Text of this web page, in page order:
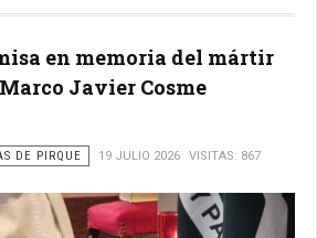
en memoria del mártir
Javier Cosme
DE PIRQUE 19 JULIO 2026 VISITAS: 867